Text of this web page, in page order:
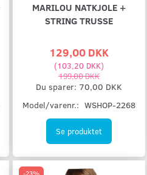
MARILOU NATKJOLE +
STRING TRUSSE
129,00 DKK
(103,20 DKK)
199,00 DKK
Du sparer: 70,00 DKK
Model/varenr.: WSHOP-2268
Se produktet
-23%